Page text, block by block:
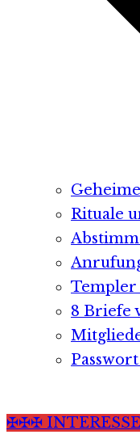
Rituale
Templer
8 Briefe
✠✠✠